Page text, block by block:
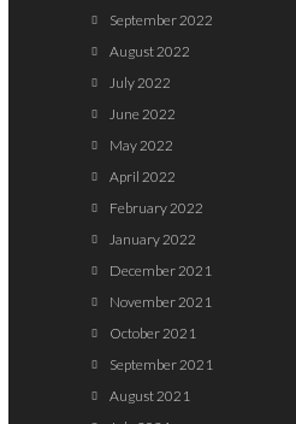
September 2022
August 2022
July 2022
June 2022
May 2022
April 2022
February 2022
January 2022
December 2021
November 2021
October 2021
September 2021
August 2021